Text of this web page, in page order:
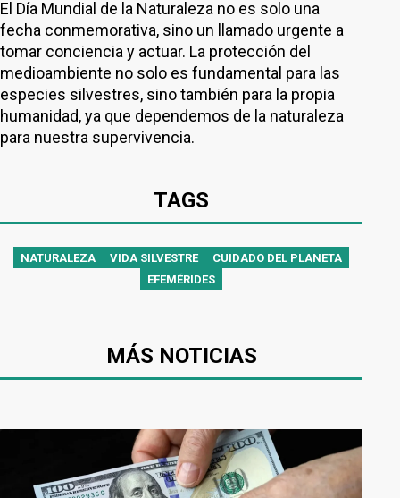
El Día Mundial de la Naturaleza no es solo una
fecha conmemorativa, sino un llamado urgente a
tomar conciencia y actuar. La protección del
medioambiente no solo es fundamental para las
especies silvestres, sino también para la propia
humanidad, ya que dependemos de la naturaleza
para nuestra supervivencia.
TAGS
NATURALEZA VIDA SILVESTRE
CUIDADO DEL PLANETA
EFEMÉRIDES
MÁS NOTICIAS